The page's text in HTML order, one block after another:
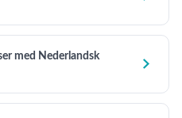
med Nederlandsk
